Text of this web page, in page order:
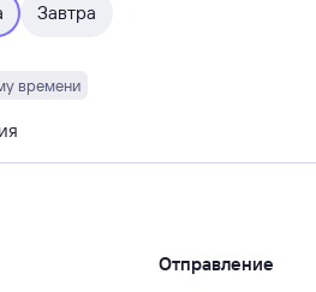
Завтра
времени
Отправление